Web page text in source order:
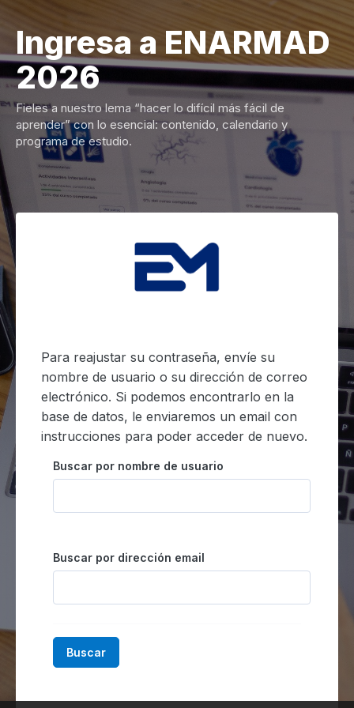
Para reajustar su contraseña, envíe su
nombre de usuario o su dirección de correo
electrónico. Si podemos encontrarlo en la
base de datos, le enviaremos un email con
instrucciones para poder acceder de nuevo.
Buscar por nombre de usuario
Buscar por dirección email
Ingresa a ENARMAD
2026
Fieles a nuestro lema “hacer lo difícil más fácil de
aprender” con lo esencial: contenido, calendario y
programa de estudio.